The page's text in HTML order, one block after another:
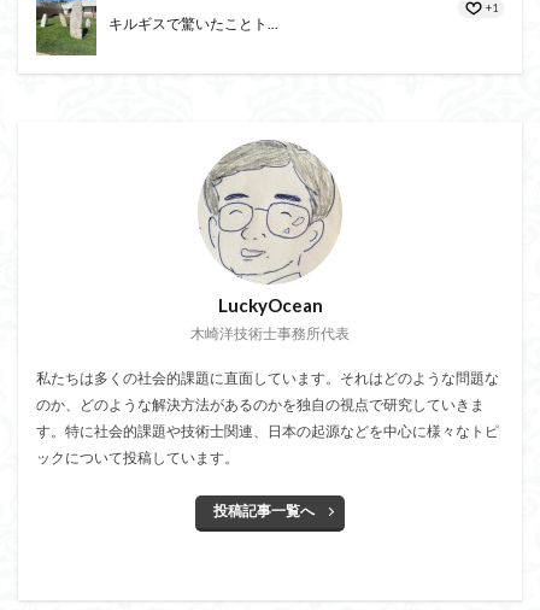
キルギスで驚いたことト...
+1
LuckyOcean
木崎洋技術士事務所代表
私たちは多くの社会的課題に直面しています。それはどのような問題な
のか、どのような解決方法があるのかを独自の視点で研究していきま
す。特に社会的課題や技術士関連、日本の起源などを中心に様々なトピ
ックについて投稿しています。
投稿記事一覧へ